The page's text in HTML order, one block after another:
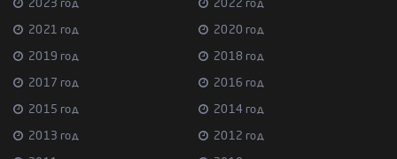
2023 год 2022 год
2021 год 2020 год
2019 год 2018 год
2017 год 2016 год
2015 год 2014 год
2013 год 2012 год